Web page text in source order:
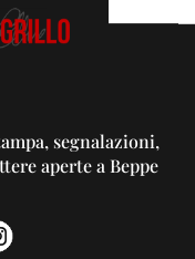
segnalazioni,
aperte a Beppe